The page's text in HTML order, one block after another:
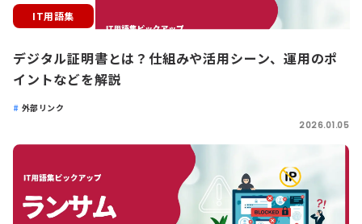
IT用語集
デジタル証明書とは？仕組みや活用シーン、運用のポ
イントなどを解説
外部リンク
2026.01.05